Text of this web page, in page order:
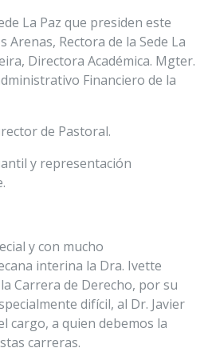
La Paz que presiden este
Arenas, Rectora de la Sede La
Directora Académica. Mgter.
Financiero de la
de Pastoral.
y representación
y con mucho
interina la Dra. Ivette
Carrera de Derecho, por su
difícil, al Dr. Javier
cargo, a quien debemos la
carreras.